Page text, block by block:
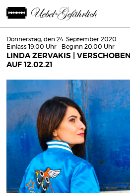
Donnerstag, den 24. September 2020
Einlass 19:00 Uhr - Beginn 20:00 Uhr
LINDA ZERVAKIS | VERSCHOBEN
AUF 12.02.21